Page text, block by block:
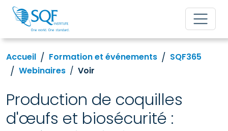
Accueil Formation et événements
SQF365
Webinaires
Voir
Production de coquilles
d'œufs et biosécurité :